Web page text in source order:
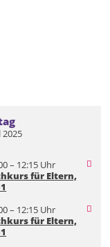
2025
– 12:15 Uhr
für Eltern,
– 12:15 Uhr
für Eltern,